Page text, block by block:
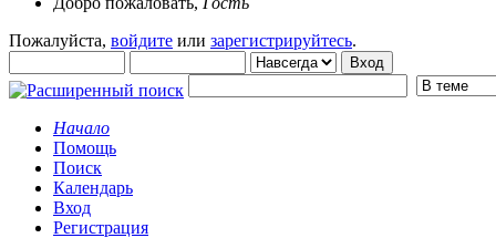
Пожалуйста, войдите или зарегистрируйтесь.
Начало
Помощь
Поиск
Календарь
Вход
Регистрация